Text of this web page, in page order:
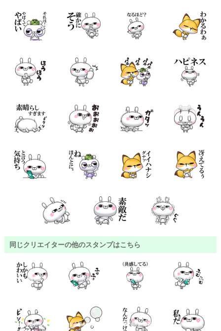
同じクリエイターの他のスタンプはこちら